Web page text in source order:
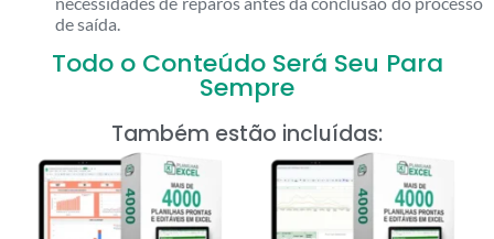
de saída.
Todo o Conteúdo Será Seu Para
Sempre
Também estão incluídas: